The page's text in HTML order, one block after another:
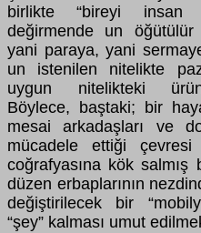
birlikte “bireyi insan
değirmende un öğütülür
yani paraya, yani
un istenilen nitelikte
uygun nitelikteki
Böylece, baştaki; bir
mesai arkadaşları ve
mücadele ettiği
coğrafyasına kök
düzen erbaplarının
değiştirilecek bir
“şey” kalması umut